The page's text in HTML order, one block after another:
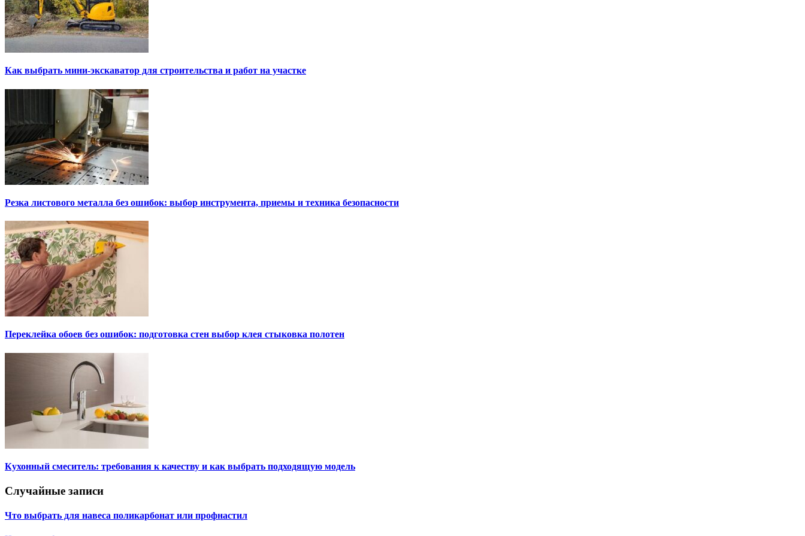
Как выбрать мини-экскаватор для строительства и работ на участке
Резка листового металла без ошибок: выбор инструмента, приемы и техника безопасности
Переклейка обоев без ошибок: подготовка стен выбор клея стыковка полотен
Кухонный смеситель: требования к качеству и как выбрать подходящую модель
Случайные записи
Что выбрать для навеса поликарбонат или профнастил